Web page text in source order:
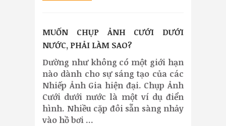
MUỐN CHỤP ẢNH CƯỚI DƯỚI
NƯỚC, PHẢI LÀM SAO?
Dường như không có một giới hạn
nào dành cho sự sáng tạo của các
Nhiếp Ảnh Gia hiện đại. Chụp Ảnh
Cưới dưới nước là một ví dụ điển
hình. Nhiều cặp đôi sẵn sàng nhảy
vào hồ bơi ...